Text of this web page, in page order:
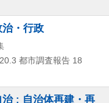
治・行政
都市調査報告 18
: 自治体再建・再